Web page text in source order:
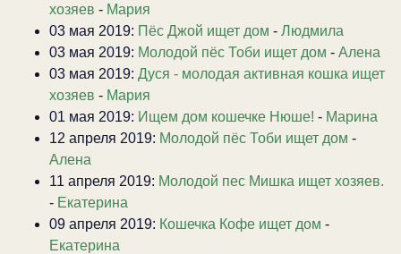
хозяев - Мария
03 мая 2019: Пёс Джой ищет дом - Людмила
03 мая 2019: Молодой пёс Тоби ищет дом - Алена
03 мая 2019: Дуся - молодая активная кошка ищет
хозяев - Мария
01 мая 2019: Ищем дом кошечке Нюше! - Марина
12 апреля 2019: Молодой пёс Тоби ищет дом -
Алена
11 апреля 2019: Молодой пес Мишка ищет хозяев.
- Екатерина
09 апреля 2019: Кошечка Кофе ищет дом -
Екатерина